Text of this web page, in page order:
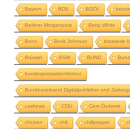
Bayern BDS BDZV
Berliner Morgenpost Betty White
Bonn Boris Johnson brasserie
Brüssel BSW BUND
bundespressekonferenz
Bundesverband Digitalpublisher und
cashews CDU Cem Özdemir
chicken chili chilipepper